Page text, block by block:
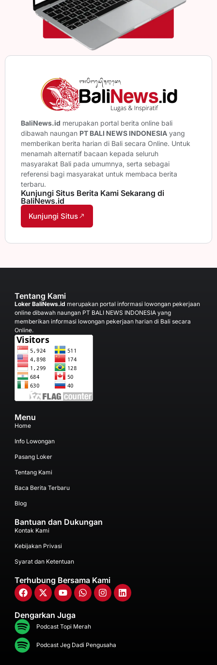
BaliNews.id merupakan portal berita online bali
dibawah naungan PT BALI NEWS INDONESIA yang
memberikan berita harian di Bali secara Online. Untuk
menamah alternatif bacaan kepada seluruh
masyarakat Bali pada umumnya, serta sebagai
referensi bagi masyarakat untuk membaca berita
terbaru.
Kunjungi Situs Berita Kami Sekarang di
BaliNews.id
Kunjungi Situs
Tentang Kami
Loker BaliNews.id merupakan portal informasi lowongan pekerjaan
online dibawah naungan PT BALI NEWS INDONESIA yang
memberikan informasi lowongan pekerjaan harian di Bali secara
Online.
Menu
Home
Info Lowongan
Pasang Loker
Tentang Kami
Baca Berita Terbaru
Blog
Bantuan dan Dukungan
Kontak Kami
Kebijakan Privasi
Syarat dan Ketentuan
Terhubung Bersama Kami
Dengarkan Juga
Podcast Topi Merah
Podcast Jeg Dadi Pengusaha